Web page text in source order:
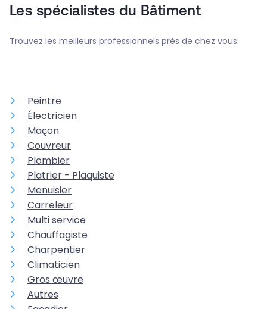
Les spécialistes du Bâtiment
Trouvez les meilleurs professionnels près de chez vous.
Peintre
Électricien
Maçon
Couvreur
Plombier
Platrier - Plaquiste
Menuisier
Carreleur
Multi service
Chauffagiste
Charpentier
Climaticien
Gros œuvre
Autres